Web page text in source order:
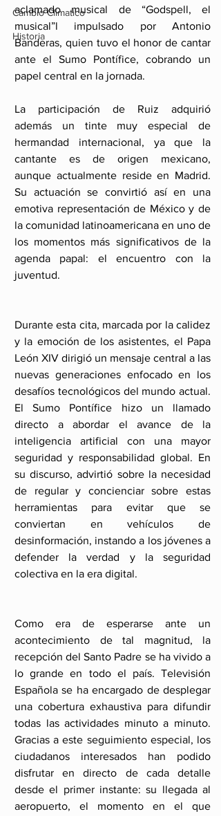
Cambio Climatico
Historia
aclamado musical de “Godspell, el
musical”l impulsado por Antonio
Banderas, quien tuvo el honor de cantar
ante el Sumo Pontífice, cobrando un
papel central en la jornada.
La participación de Ruiz adquirió
además un tinte muy especial de
hermandad internacional, ya que la
cantante es de origen mexicano,
aunque actualmente reside en Madrid.
Su actuación se convirtió así en una
emotiva representación de México y de
la comunidad latinoamericana en uno de
los momentos más significativos de la
agenda papal: el encuentro con la
juventud.
Durante esta cita, marcada por la calidez
y la emoción de los asistentes, el Papa
León XIV dirigió un mensaje central a las
nuevas generaciones enfocado en los
desafíos tecnológicos del mundo actual.
El Sumo Pontífice hizo un llamado
directo a abordar el avance de la
inteligencia artificial con una mayor
seguridad y responsabilidad global. En
su discurso, advirtió sobre la necesidad
de regular y concienciar sobre estas
herramientas para evitar que se
conviertan en vehículos de
desinformación, instando a los jóvenes a
defender la verdad y la seguridad
colectiva en la era digital.
Como era de esperarse ante un
acontecimiento de tal magnitud, la
recepción del Santo Padre se ha vivido a
lo grande en todo el país. Televisión
Española se ha encargado de desplegar
una cobertura exhaustiva para difundir
todas las actividades minuto a minuto.
Gracias a este seguimiento especial, los
ciudadanos interesados han podido
disfrutar en directo de cada detalle
desde el primer instante: su llegada al
aeropuerto, el momento en el que